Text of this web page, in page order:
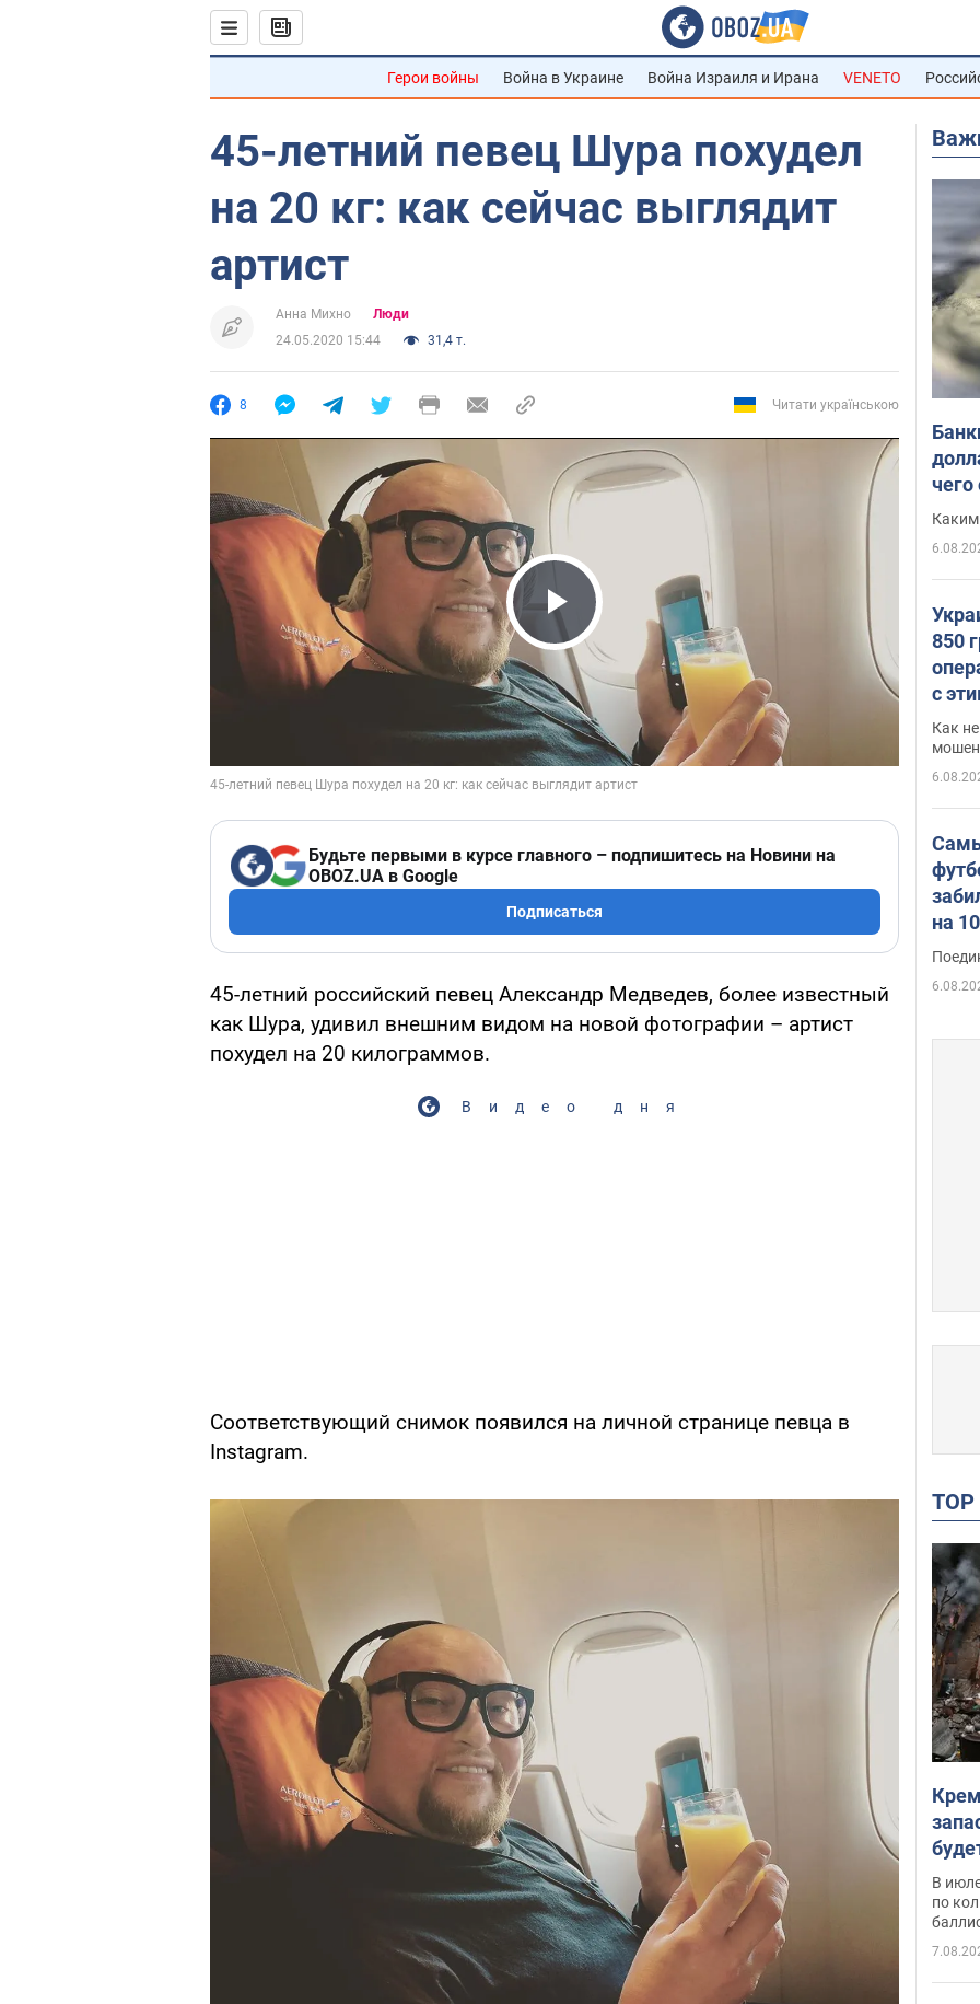
Герои войны Война в Украине Война Израиля и Ирана VENETO
45-летний певец Шура похудел
на 20 кг: как сейчас выглядит
артист
Анна Михно
Люди
24.05.2020 15:44
31,4 т.
8 Читати українською
Play Video
Будьте первыми в курсе главного – подпишитесь на Новини на
OBOZ.UA в Google
Подписаться
45-летний российский певец Александр Медведев, более известный
как Шура, удивил внешним видом на новой фотографии – артист
похудел на 20 килограммов.
Видео дня
Соответствующий снимок появился на личной странице певца в
Instagram.
Каким
850
с
Как
на
В
по